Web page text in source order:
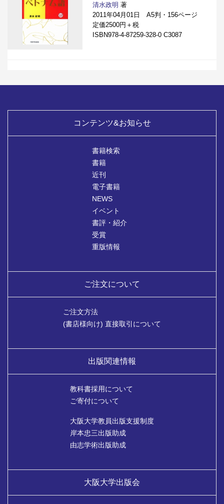
清水政明 著
2011年04月01日 A5判・156ページ
定価2500円＋税
ISBN978-4-87259-328-0 C3087
コンテンツ&お知らせ
書籍検索
書籍
近刊
電子書籍
NEWS
イベント
書評・紹介
受賞
重版情報
ご注文について
ご注文方法
(書店様向け) 直接取引について
出版関連情報
教科書採用について
ご寄付について
大阪大学教員出版支援制度
岸本忠三出版助成
由志学術出版助成
大阪大学出版会